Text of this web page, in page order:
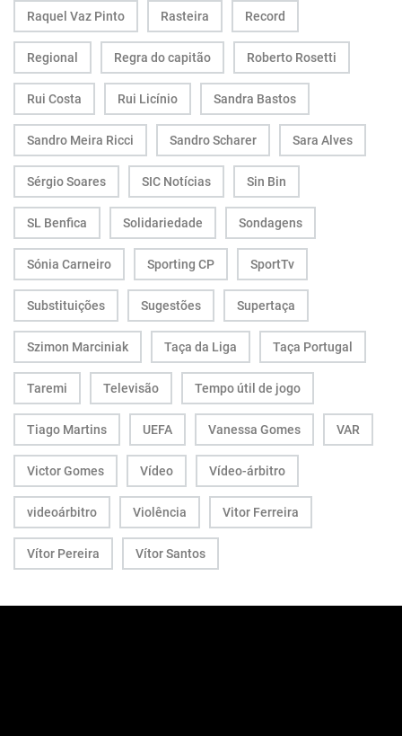
Raquel Vaz Pinto Rasteira Record
Regional Regra do capitão Roberto Rosetti
Rui Costa Rui Licínio Sandra Bastos
Sandro Meira Ricci Sandro Scharer Sara Alves
Sérgio Soares SIC Notícias Sin Bin
SL Benfica Solidariedade Sondagens
Sónia Carneiro Sporting CP SportTv
Substituições Sugestões Supertaça
Szimon Marciniak Taça da Liga Taça Portugal
Taremi Televisão Tempo útil de jogo
Tiago Martins UEFA Vanessa Gomes VAR
Victor Gomes Vídeo Vídeo-árbitro
videoárbitro Violência Vitor Ferreira
Vítor Pereira Vítor Santos